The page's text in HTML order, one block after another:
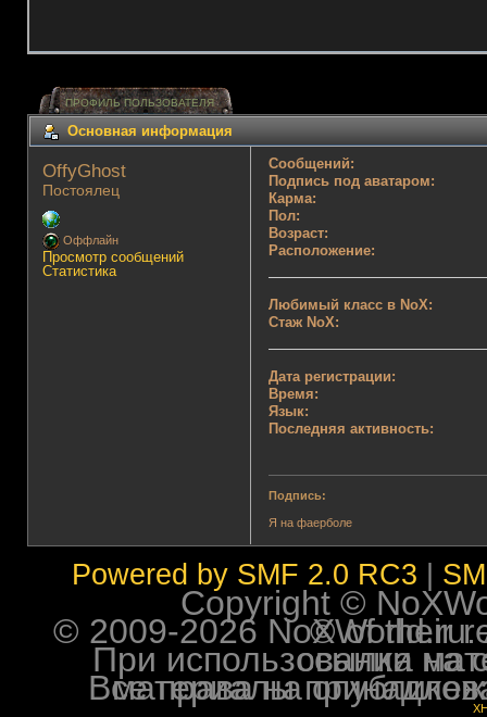
ПРОФИЛЬ ПОЛЬЗОВАТЕЛЯ
Основная информация
OffyGhost
Постоялец
Оффлайн
Просмотр сообщений
Статистика
Сообщений:
Подпись под аватаром:
Карма:
Пол:
Возраст:
Расположение:
Любимый класс в NoX:
Стаж NoX:
Дата регистрации:
Время:
Язык:
Последняя активность:
Подпись:
Я на фаерболе
Powered by SMF 2.0 RC3
Copyright ©
© 2009-2026 NoXWorld.ru. All
При использовании
Все права на опубликованные на форуме